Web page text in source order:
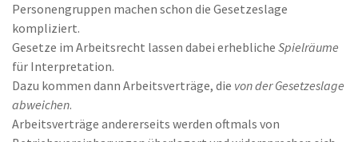
Personengruppen machen schon die Gesetzeslage
kompliziert.
Gesetze im Arbeitsrecht lassen dabei erhebliche Spielräume
für Interpretation.
Dazu kommen dann Arbeitsverträge, die von der Gesetzeslage
abweichen.
Arbeitsverträge andererseits werden oftmals von